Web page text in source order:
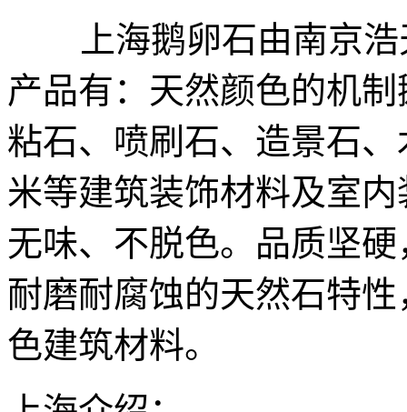
上海鹅卵石由南京浩
产品有：天然颜色的机
粘石、喷刷石、造景石
米等建筑装饰材料及室
无味、不脱色。品质坚
耐磨耐腐蚀的天然石特
色建筑材料。